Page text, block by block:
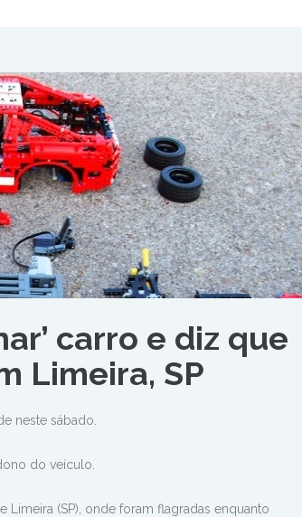
carro e diz que
Limeira, SP
neste sábado.
do veículo.
Limeira (SP), onde foram flagradas enquanto